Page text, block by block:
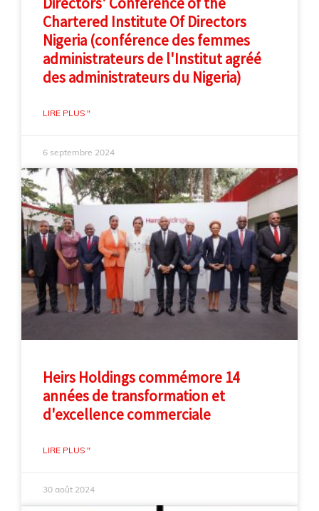
Chartered Institute Of Directors
Nigeria (conférence des femmes
administrateurs de l'Institut agréé
des administrateurs du Nigeria)
LIRE PLUS "
6 septembre 2024
Heirs Holdings commémore 14
années de transformation et
d'excellence commerciale
LIRE PLUS "
30 août 2024